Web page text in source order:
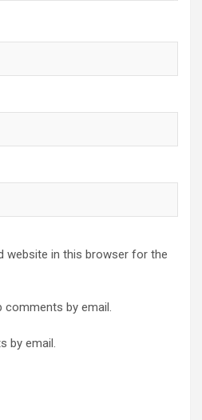
website in this browser for the
by email.
by email.